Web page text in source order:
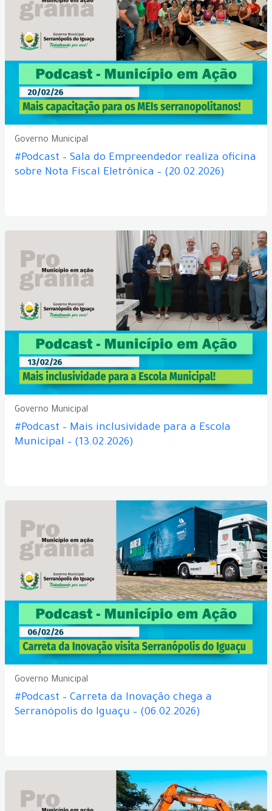
Governo Municipal
#Podcast – Sala do Empreendedor realiza oficina
sobre Nota Fiscal Eletrônica – (20.02.2026)
Governo Municipal
#Podcast – Mais inclusividade para a Escola
Municipal – (13.02.2026)
Governo Municipal
#Podcast – Carreta da Inovação chega a
Serranópolis do Iguaçu – (06.02.2026)